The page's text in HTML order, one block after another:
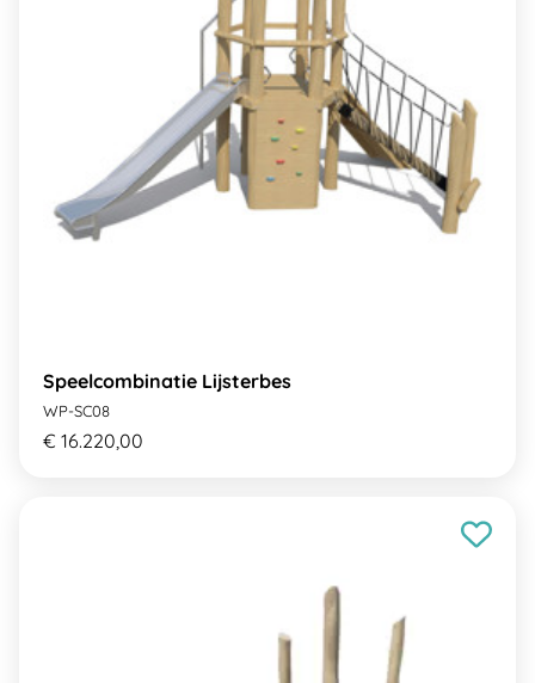
Speelcombinatie Lijsterbes
WP-SC08
€ 16.220,00